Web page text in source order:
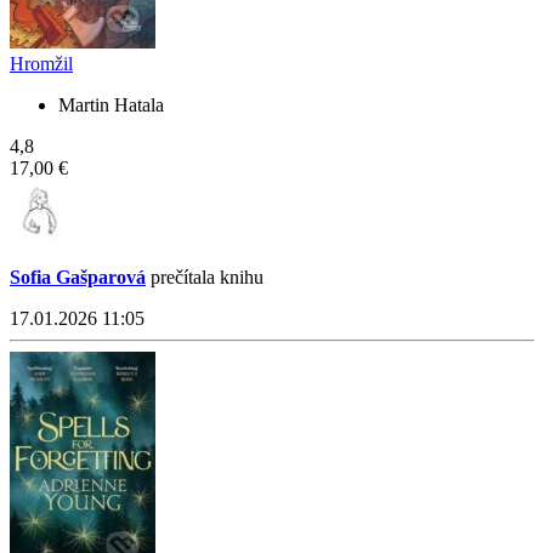
Hromžil
Martin Hatala
4,8
17,00 €
Sofia Gašparová prečítala knihu
17.01.2026 11:05